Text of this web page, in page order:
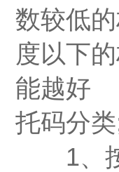
数较低
度以下
能越好
托码分
1、按